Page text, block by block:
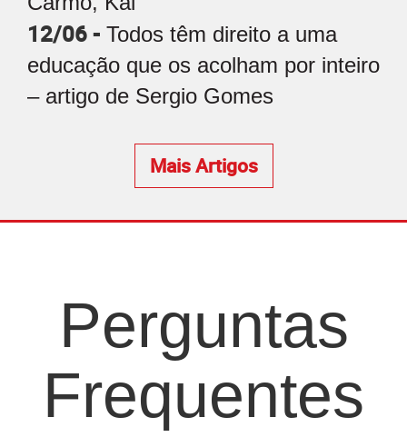
12/06 - Todos têm direito a uma
educação que os acolham por inteiro
– artigo de Sergio Gomes
Mais Artigos
Perguntas
Frequentes